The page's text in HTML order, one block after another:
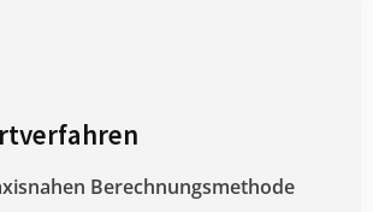
Berechnungsmethode